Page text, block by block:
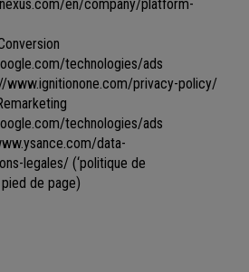
en/company/platform-
technologies/ads
www.ignitionone.com/privacy-policy/
technologies/ads
data-
legales/ (‘politique de
de page)